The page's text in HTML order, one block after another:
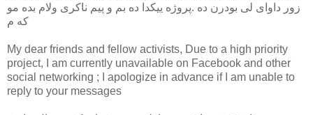
پروژه ییکدا ده بم و پیم ناکری ولام بده مو. زور داوای لی بودرن ده
که م
My dear friends and fellow activists, Due to a high priority
project, I am currently unavailable on Facebook and other
social networking ; I apologize in advance if I am unable to
reply to your messages